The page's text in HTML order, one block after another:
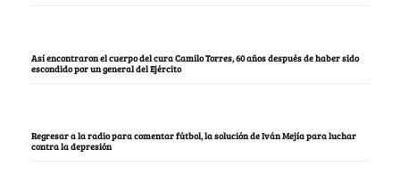
Así encontraron el cuerpo del cura Camilo Torres, 60 años después de haber sido
escondido por un general del Ejército
Regresar a la radio para comentar fútbol, la solución de Iván Mejía para luchar
contra la depresión